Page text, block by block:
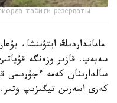
табиғи резерваты
مامانداردىڭ ايتۋىنشا،
سەبەپ. قازىر وزەنگە
سالدارىنان كەمە ءجۇرىسى
كەرى اسەرىن تيگىزىپ وتىر.